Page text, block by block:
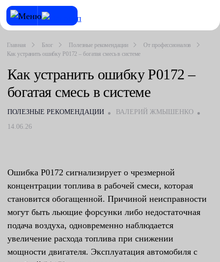
Главная Блог Полезные рекомендации
От профессионалов
Как устранить ошибку P0172 – богатая смесь в системе
Как устранить ошибку P0172 –
богатая смесь в системе
ПОЛЕЗНЫЕ РЕКОМЕНДАЦИИ
ВАЛЕРИЙ ЖМЫШЕНКО
14.06.26
Ошибка P0172 сигнализирует о чрезмерной
концентрации топлива в рабочей смеси, которая
становится обогащенной. Причиной неисправности
могут быть льющие форсунки либо недостаточная
подача воздуха, одновременно наблюдается
увеличение расхода топлива при снижении
мощности двигателя. Эксплуатация автомобиля с